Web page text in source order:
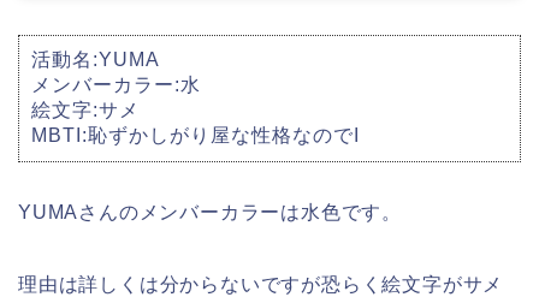
活動名:YUMA
メンバーカラー:水
絵文字:サメ
MBTI:恥ずかしがり屋な性格なのでI
YUMAさんのメンバーカラーは水色です。
理由は詳しくは分からないですが恐らく絵文字がサメ